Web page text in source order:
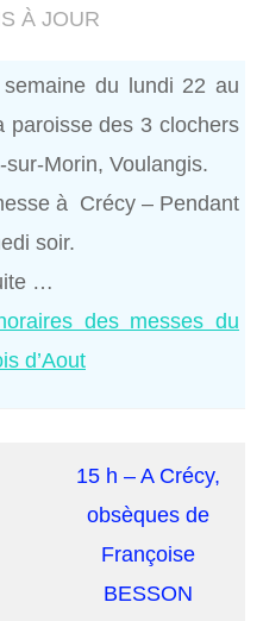
À JOUR
du lundi 22 au
paroisse des 3 clochers
Morin, Voulangis.
à Crécy – Pendant
soir.
…
des messes du
d’Aout
15 h – A Crécy,
obsèques de
Françoise
BESSON